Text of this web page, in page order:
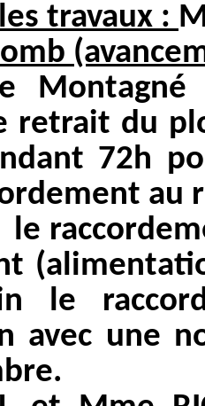
travaux :
retrait du
72h
au
le
le
avec une